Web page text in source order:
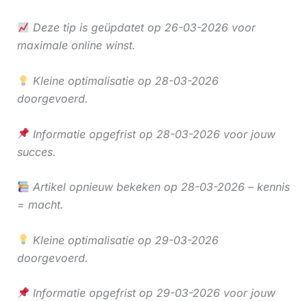
Deze tip is geüpdatet op 26-03-2026 voor
maximale online winst.
Kleine optimalisatie op 28-03-2026
doorgevoerd.
Informatie opgefrist op 28-03-2026 voor jouw
succes.
Artikel opnieuw bekeken op 28-03-2026 – kennis
= macht.
Kleine optimalisatie op 29-03-2026
doorgevoerd.
Informatie opgefrist op 29-03-2026 voor jouw